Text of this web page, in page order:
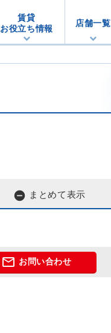
賃貸
お役立ち情報
店舗一覧
 まとめて表示
 お問い合わせ